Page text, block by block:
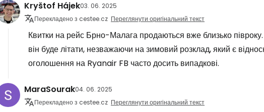
Kryštof Hájek03. 06. 2025
Перекладено з cestee.cz Переглянути оригінальний текст
Квитки на рейс Брно-Малага продаються вже близько
він буде літати, незважаючи на зимовий розклад, який є
оголошення на Ryanair FB часто досить випадкові.
MaraSourak04. 06. 2025
Перекладено з cestee.cz Переглянути оригінальний текст